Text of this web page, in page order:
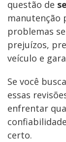
questão de
manutenção
problemas
prejuízos,
veículo e
Se você
essas
enfrentar
certo.